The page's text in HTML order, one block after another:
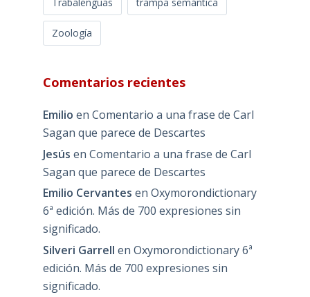
Zoología
Comentarios recientes
Emilio en Comentario a una frase de Carl
Sagan que parece de Descartes
Jesús en Comentario a una frase de Carl
Sagan que parece de Descartes
Emilio Cervantes en Oxymorondictionary
6ª edición. Más de 700 expresiones sin
significado.
Silveri Garrell en Oxymorondictionary 6ª
edición. Más de 700 expresiones sin
significado.